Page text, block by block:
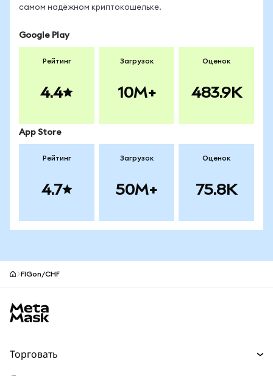
самом надёжном криптокошельке.
Google Play
Рейтинг
4.4
Загрузок
10M+
Оценок
483.9K
App Store
Рейтинг
4.7
Загрузок
50M+
Оценок
75.8K
FIGon/CHF
Торговать